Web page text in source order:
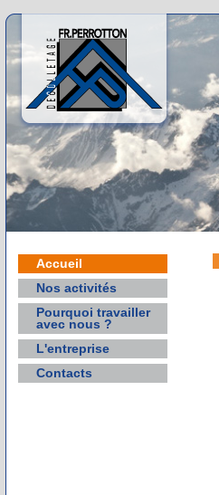
Accueil
Nos activités
Pourquoi travailler
avec nous ?
L'entreprise
Contacts